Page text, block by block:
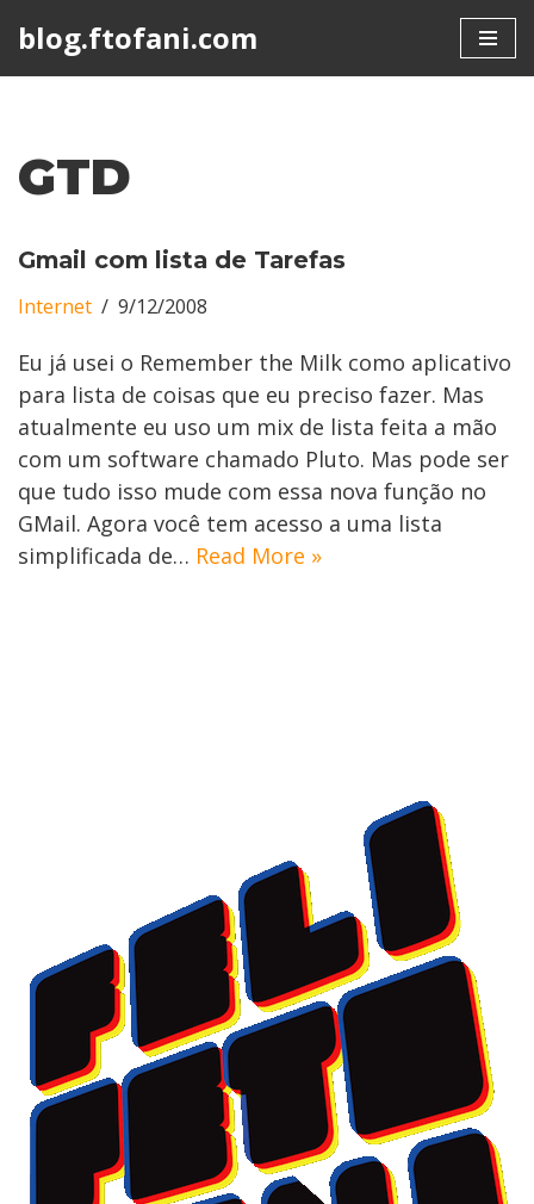
blog.ftofani.com
GTD
Gmail com lista de Tarefas
Internet 9/12/2008
Eu já usei o Remember the Milk como aplicativo
para lista de coisas que eu preciso fazer. Mas
atualmente eu uso um mix de lista feita a mão
com um software chamado Pluto. Mas pode ser
que tudo isso mude com essa nova função no
GMail. Agora você tem acesso a uma lista
simplificada de… Read More »